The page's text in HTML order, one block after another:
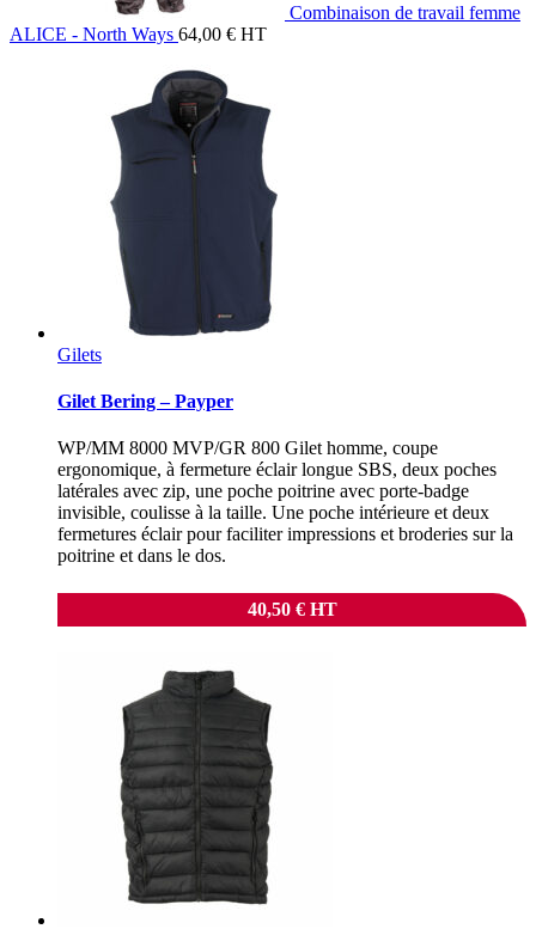
Combinaison de travail femme
ALICE - North Ways 64,00 € HT
Gilets
Gilet Bering – Payper
WP/MM 8000 MVP/GR 800 Gilet homme, coupe
ergonomique, à fermeture éclair longue SBS, deux poches
latérales avec zip, une poche poitrine avec porte-badge
invisible, coulisse à la taille. Une poche intérieure et deux
fermetures éclair pour faciliter impressions et broderies sur la
poitrine et dans le dos.
40,50 €HT